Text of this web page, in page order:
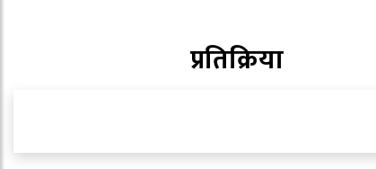
प्रतिक्रिया